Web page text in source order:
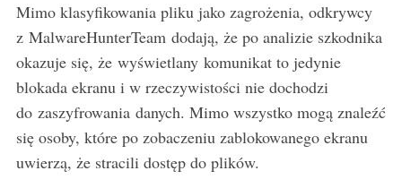
Mimo klasyfikowania pliku jako zagrożenia, odkrywcy
z MalwareHunterTeam dodają, że po analizie szkodnika
okazuje się, że wyświetlany komunikat to jedynie
blokada ekranu i w rzeczywistości nie dochodzi
do zaszyfrowania danych. Mimo wszystko mogą znaleźć
się osoby, które po zobaczeniu zablokowanego ekranu
uwierzą, że stracili dostęp do plików.